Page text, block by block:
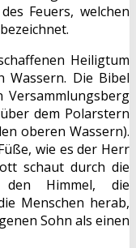
Feuers, welchen
Heiligtum
Wassern. Die Bibel
Versammlungsberg
dem Polarstern
oberen Wassern).
wie es der Herr
schaut durch die
Himmel, die
Menschen herab,
Sohn als einen